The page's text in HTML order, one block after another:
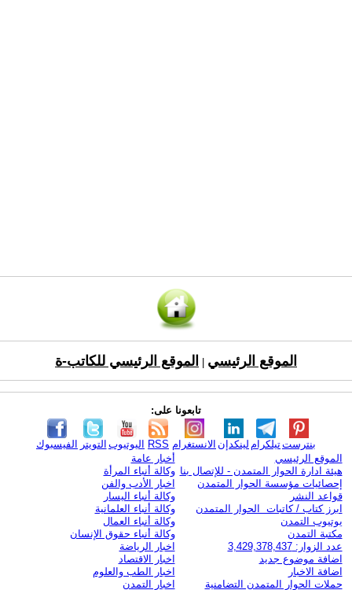
الموقع الرئيسي الموقع الرئيسي للكاتب-ة
تابعونا على:
الفيسبوك التويتر اليوتيوب RSS الانستغرام لينكدإن تيلكرامبنترست
الموقع الرئيسي
هيئة ادارة الحوار المتمدن - للإتصال بنا
إحصائيات مؤسسة الحوار المتمدن
قواعد النشر
ابرز كتاب / كاتبات الحوار المتمدن
يوتيوب التمدن
مكتبة التمدن
عدد الزوار: 3,429,378,437
اضافة موضوع جديد
اضافة الاخبار
حملات الحوار المتمدن التضامنية
أخبار عامة
وكالة أنباء المرأة
اخبار الأدب والفن
وكالة أنباء اليسار
وكالة أنباء العلمانية
وكالة أنباء العمال
وكالة أنباء حقوق الإنسان
اخبار الرياضة
اخبار الاقتصاد
اخبار الطب والعلوم
اخبار التمدن